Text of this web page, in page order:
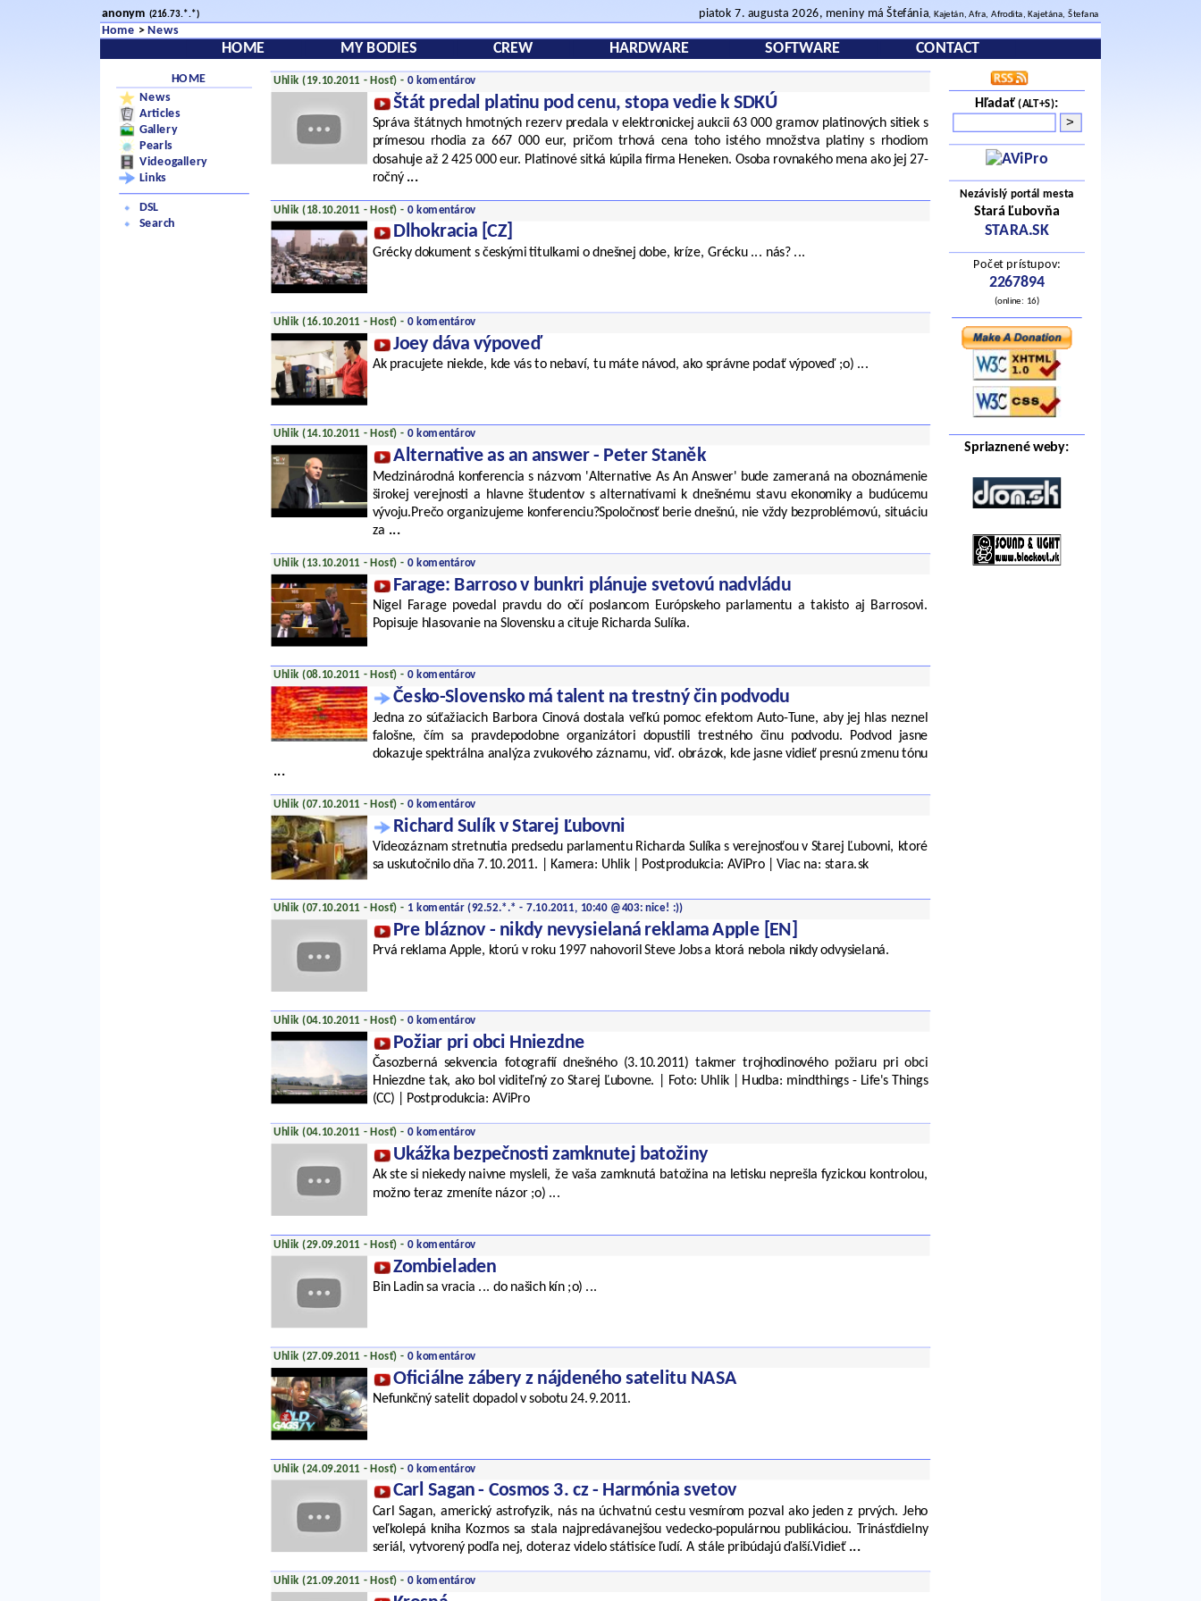
anonym (216.73.*.*) piatok 7. augusta 2026, meniny má Štefánia, Kajetán, Afra, Afrodita, Kajetána, Štefana
Home > News
HOME MY BODIES CREW HARDWARE SOFTWARE CONTACT
HOME
News
Articles
Gallery
Pearls
Videogallery
Links
DSL
Search
Hľadať(ALT+S):
Nezávislý portál mesta
Stará Ľubovňa
STARA.SK
Počet prístupov:
2267894
(online: 16)
Spriaznené weby:
Uhlik (19.10.2011 - Hosť) - 0 komentárov
Štát predal platinu pod cenu, stopa vedie k SDKÚ
Správa štátnych hmotných rezerv predala v elektronickej aukcii 63 000 gramov platinových sitiek s
prímesou rhodia za 667 000 eur, pričom trhová cena toho istého množstva platiny s rhodiom
dosahuje až 2 425 000 eur. Platinové sitká kúpila firma Heneken. Osoba rovnakého mena ako jej 27-
ročný ...
Uhlik (18.10.2011 - Hosť) - 0 komentárov
Dlhokracia [CZ]
Grécky dokument s českými titulkami o dnešnej dobe, kríze, Grécku ... nás? ...
Uhlik (16.10.2011 - Hosť) - 0 komentárov
Joey dáva výpoveď
Ak pracujete niekde, kde vás to nebaví, tu máte návod, ako správne podať výpoveď ;o) ...
Uhlik (14.10.2011 - Hosť) - 0 komentárov
Alternative as an answer - Peter Staněk
Medzinárodná konferencia s názvom 'Alternative As An Answer' bude zameraná na oboznámenie
širokej verejnosti a hlavne študentov s alternatívami k dnešnému stavu ekonomiky a budúcemu
vývoju.Prečo organizujeme konferenciu?Spoločnosť berie dnešnú, nie vždy bezproblémovú, situáciu
za ...
Uhlik (13.10.2011 - Hosť) - 0 komentárov
Farage: Barroso v bunkri plánuje svetovú nadvládu
Nigel Farage povedal pravdu do očí poslancom Európskeho parlamentu a takisto aj Barrosovi.
Popisuje hlasovanie na Slovensku a cituje Richarda Sulíka.
Uhlik (08.10.2011 - Hosť) - 0 komentárov
Česko-Slovensko má talent na trestný čin podvodu
Jedna zo súťažiacich Barbora Cinová dostala veľkú pomoc efektom Auto-Tune, aby jej hlas neznel
falošne, čím sa pravdepodobne organizátori dopustili trestného činu podvodu. Podvod jasne
dokazuje spektrálna analýza zvukového záznamu, viď. obrázok, kde jasne vidieť presnú zmenu tónu
...
Uhlik (07.10.2011 - Hosť) - 0 komentárov
Richard Sulík v Starej Ľubovni
Videozáznam stretnutia predsedu parlamentu Richarda Sulíka s verejnosťou v Starej Ľubovni, ktoré
sa uskutočnilo dňa 7.10.2011. | Kamera: Uhlik | Postprodukcia: AViPro | Viac na: stara.sk
Uhlik (07.10.2011 - Hosť) - 1 komentár(92.52.*.* - 7.10.2011, 10:40 @403: nice! :))
Pre bláznov - nikdy nevysielaná reklama Apple [EN]
Prvá reklama Apple, ktorú v roku 1997 nahovoril Steve Jobs a ktorá nebola nikdy odvysielaná.
Uhlik (04.10.2011 - Hosť) - 0 komentárov
Požiar pri obci Hniezdne
Časozberná sekvencia fotografií dnešného (3.10.2011) takmer trojhodinového požiaru pri obci
Hniezdne tak, ako bol viditeľný zo Starej Ľubovne. | Foto: Uhlik | Hudba: mindthings - Life's Things
(CC) | Postprodukcia: AViPro
Uhlik (04.10.2011 - Hosť) - 0 komentárov
Ukážka bezpečnosti zamknutej batožiny
Ak ste si niekedy naivne mysleli, že vaša zamknutá batožina na letisku neprešla fyzickou kontrolou,
možno teraz zmeníte názor ;o) ...
Uhlik (29.09.2011 - Hosť) - 0 komentárov
Zombieladen
Bin Ladin sa vracia ... do našich kín ;o) ...
Uhlik (27.09.2011 - Hosť) - 0 komentárov
Oficiálne zábery z nájdeného satelitu NASA
Nefunkčný satelit dopadol v sobotu 24.9.2011.
Uhlik (24.09.2011 - Hosť) - 0 komentárov
Carl Sagan - Cosmos 3. cz - Harmónia svetov
Carl Sagan, americký astrofyzik, nás na úchvatnú cestu vesmírom pozval ako jeden z prvých. Jeho
veľkolepá kniha Kozmos sa stala najpredávanejšou vedecko-populárnou publikáciou. Trinásťdielny
seriál, vytvorený podľa nej, doteraz videlo státisíce ľudí. A stále pribúdajú ďalší.Vidieť ...
Uhlik (21.09.2011 - Hosť) - 0 komentárov